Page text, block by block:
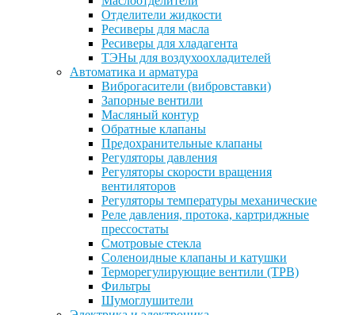
Отделители жидкости
Ресиверы для масла
Ресиверы для хладагента
ТЭНы для воздухоохладителей
Автоматика и арматура
Виброгасители (вибровставки)
Запорные вентили
Масляный контур
Обратные клапаны
Предохранительные клапаны
Регуляторы давления
Регуляторы скорости вращения
вентиляторов
Регуляторы температуры механические
Реле давления, протока, картриджные
прессостаты
Смотровые стекла
Соленоидные клапаны и катушки
Терморегулирующие вентили (ТРВ)
Фильтры
Шумоглушители